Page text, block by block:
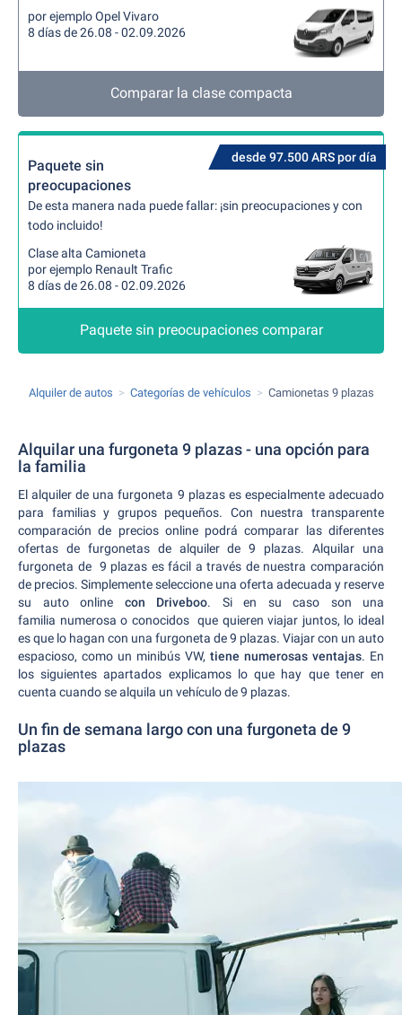
por ejemplo Opel Vivaro
8 días de 26.08 - 02.09.2026
Comparar la clase compacta
desde 97.500 ARS por día
Paquete sin
preocupaciones
De esta manera nada puede fallar: ¡sin preocupaciones y con
todo incluido!
Clase alta Camioneta
por ejemplo Renault Trafic
8 días de 26.08 - 02.09.2026
Paquete sin preocupaciones comparar
Alquiler de autos Categorías de vehículos Camionetas 9 plazas
Alquilar una furgoneta 9 plazas - una opción para
la familia
El alquiler de una furgoneta 9 plazas es especialmente adecuado
para familias y grupos pequeños. Con nuestra transparente
comparación de precios online podrá comparar las diferentes
ofertas de furgonetas de alquiler de 9 plazas. Alquilar una
furgoneta de 9 plazas es fácil a través de nuestra comparación
de precios. Simplemente seleccione una oferta adecuada y reserve
su auto online con Driveboo. Si en su caso son una
familia numerosa o conocidos que quieren viajar juntos, lo ideal
es que lo hagan con una furgoneta de 9 plazas. Viajar con un auto
espacioso, como un minibús VW, tiene numerosas ventajas. En
los siguientes apartados explicamos lo que hay que tener en
cuenta cuando se alquila un vehículo de 9 plazas.
Un fin de semana largo con una furgoneta de 9
plazas